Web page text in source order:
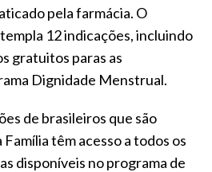
pela farmácia. O
12 indicações, incluindo
gratuitos paras as
Dignidade Menstrual.
de brasileiros que são
têm acesso a todos os
disponíveis no programa de